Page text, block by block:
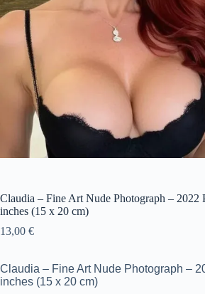
Claudia – Fine Art Nude Photograph – 2022
inches (15 x 20 cm)
13,00 €
Claudia – Fine Art Nude Photograph –
inches (15 x 20 cm)